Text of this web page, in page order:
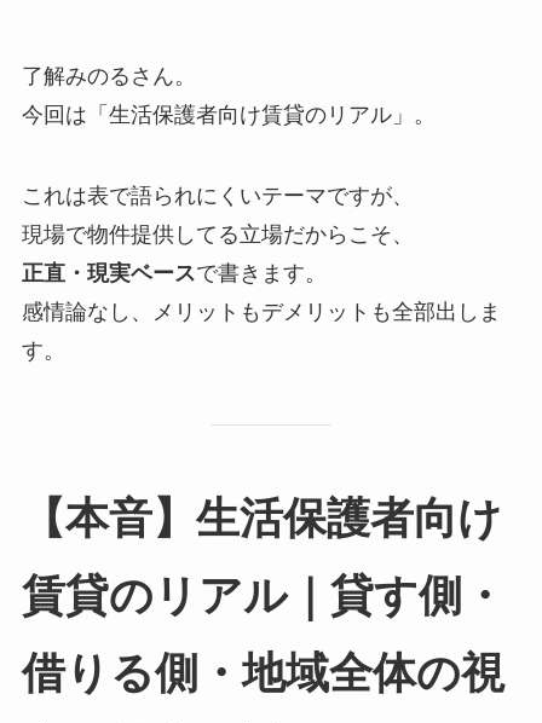
了解みのるさん。
今回は「生活保護者向け賃貸のリアル」。
これは表で語られにくいテーマですが、
現場で物件提供してる立場だからこそ、
正直・現実ベースで書きます。
感情論なし、メリットもデメリットも全部出しま
す。
【本音】生活保護者向け
賃貸のリアル｜貸す側・
借りる側・地域全体の視